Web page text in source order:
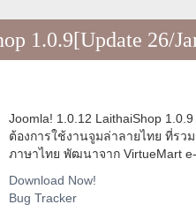
1.0.9[Update 26/
Joomla! 1.0.12 LaithaiShop
ต้องการใช้งานจูมล่าลายไทย ที่ร
ภาษาไทย พัฒนาจาก VirtueMart
Download Now!
Bug Tracker